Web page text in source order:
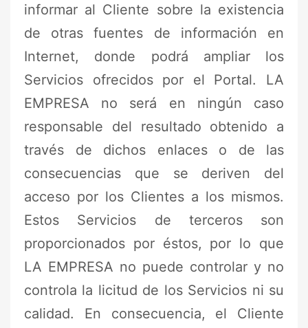
informar al Cliente sobre la existencia
de otras fuentes de información en
Internet, donde podrá ampliar los
Servicios ofrecidos por el Portal. LA
EMPRESA no será en ningún caso
responsable del resultado obtenido a
través de dichos enlaces o de las
consecuencias que se deriven del
acceso por los Clientes a los mismos.
Estos Servicios de terceros son
proporcionados por éstos, por lo que
LA EMPRESA no puede controlar y no
controla la licitud de los Servicios ni su
calidad. En consecuencia, el Cliente